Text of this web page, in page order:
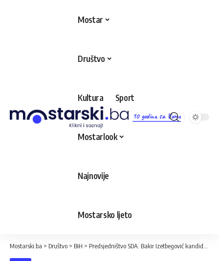
10 godina sa Vama
Mostar
Društvo
Kultura Sport
Mostarlook
Najnovije
Mostarsko ljeto
Mostarski.ba > Društvo > BiH > Predsjedništvo SDA: Bakir Izetbegović kandidat za člana Predsjedništva BiH